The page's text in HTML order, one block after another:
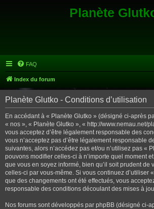
Planète
FAQ
Index du forum
Planète Glutko - Conditions d’utilisation
En accédant à « Planète Glutko » (désigné ci-après
« nos », « Planète Glutko », « http://www.nemau.net/
vous acceptez d’être légalement responsable des
vous n’acceptez pas d’être légalement responsable
suivantes, alors n’accédez pas et/ou n’utilisez pas «
pouvons modifier celles-ci à n’importe quel moment
que vous en soyez informé, bien qu’il soit prudent de
celles-ci par vous-même. Si vous continuez d’utiliser
que des changements ont été effectués, vous
responsable des conditions découlant des mises à
Nos forums sont développés par phpBB (désigné ci-